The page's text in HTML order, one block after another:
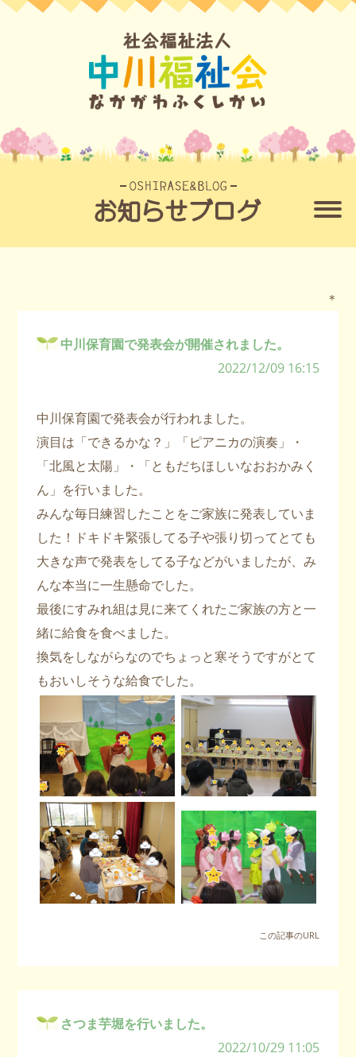
＊
中川保育園で発表会が開催されました。
2022/12/09 16:15
中川保育園で発表会が行われました。
演目は「できるかな？」「ピアニカの演奏」・
「北風と太陽」・「ともだちほしいなおおかみく
ん」を行いました。
みんな毎日練習したことをご家族に発表していま
した！ドキドキ緊張してる子や張り切ってとても
大きな声で発表をしてる子などがいましたが、み
んな本当に一生懸命でした。
最後にすみれ組は見に来てくれたご家族の方と一
緒に給食を食べました。
換気をしながらなのでちょっと寒そうですがとて
もおいしそうな給食でした。
この記事のURL
さつま芋堀を行いました。
2022/10/29 11:05